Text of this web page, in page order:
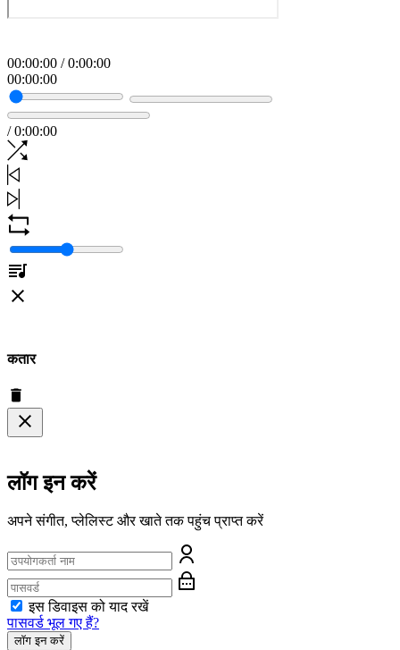
00:00:00 / 0:00:00
00:00:00
/ 0:00:00
कतार
लॉग इन करें
अपने संगीत, प्लेलिस्ट और खाते तक पहुंच प्राप्त करें
इस डिवाइस को याद रखें
पासवर्ड भूल गए हैं?
लॉग इन करें